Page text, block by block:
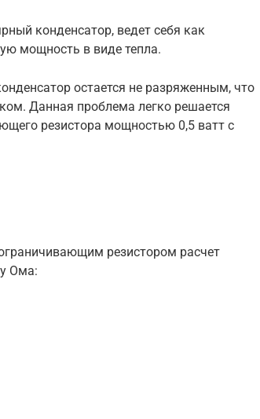
конденсатор, ведет себя как
мощность в виде тепла.
остается не разряженным, что
Данная проблема легко решается
резистора мощностью 0,5 ватт с
резистором расчет
Ома: